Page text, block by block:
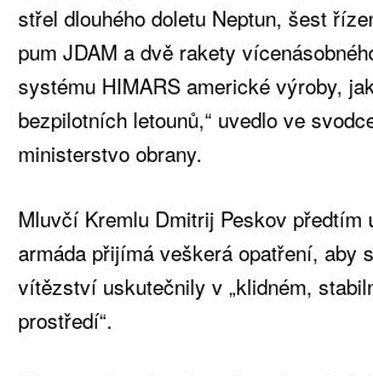
střel dlouhého doletu Neptun, šest
pum JDAM a dvě rakety
systému HIMARS americké výroby,
bezpilotních letounů,“ uvedlo ve
ministerstvo obrany.
Mluvčí Kremlu Dmitrij Peskov předtím
armáda přijímá veškerá opatření, aby
vítězství uskutečnily v „klidném,
prostředí“.